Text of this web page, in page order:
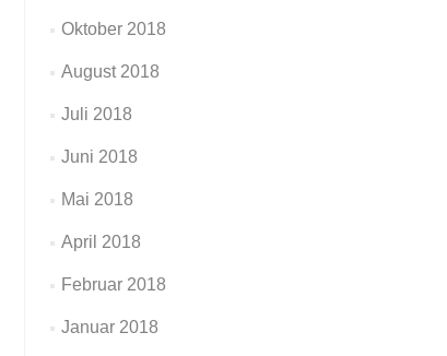
Oktober 2018
August 2018
Juli 2018
Juni 2018
Mai 2018
April 2018
Februar 2018
Januar 2018